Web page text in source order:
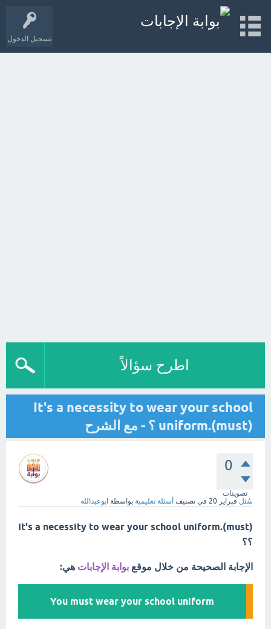
تسجيل الدخول
اطرح سؤالاً
It's a necessity to wear your school
uniform.(must) ؟ - مع الشرح
0
تصويتات
سُئل فبراير 20 في تصنيف أسئلة تعليمية بواسطة ابوعبدالله
It's a necessity to wear your school uniform.(must)
؟؟
الإجابة الصحيحة من خلال موقع بوابة الإجابات هي:
You must wear your school uniform